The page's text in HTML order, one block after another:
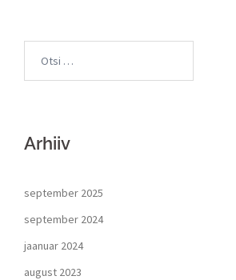
Arhiiv
september 2025
september 2024
jaanuar 2024
august 2023